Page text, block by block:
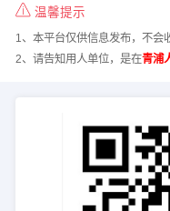
温馨提示
1、本平台仅供信息发布，不会
2、请告知用人单位，是在青浦